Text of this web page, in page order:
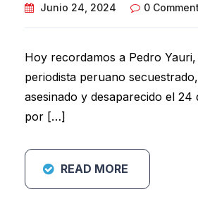
Junio 24, 2024
0
Hoy recordamos a Pedro
periodista peruano
asesinado y desaparecido el 24
por […]
READ MORE